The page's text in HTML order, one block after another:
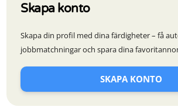
Skapa konto
Skapa din profil med dina färdigheter – få
jobbmatchningar och spara dina
SKAPA KONTO